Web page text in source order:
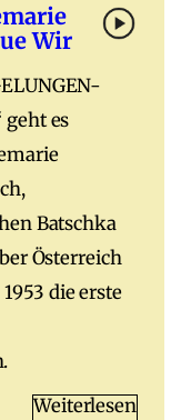
Wir
geht es
Batschka
Österreich
die erste
Weiterlesen